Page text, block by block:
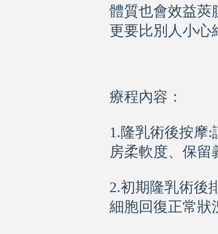
體質也會效益莢
更要比別人小心
療程內容：
1.隆乳術後按摩:
房柔軟度、保
2.初期 隆乳術後
細胞回復正常狀